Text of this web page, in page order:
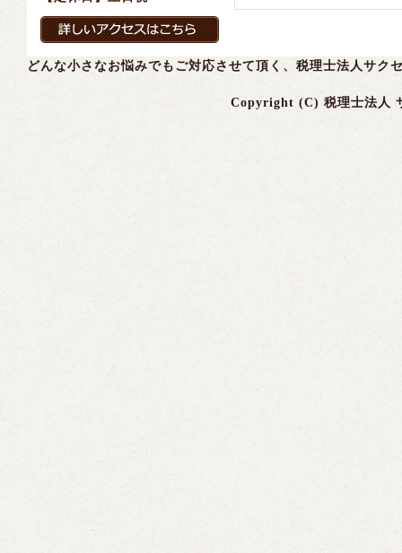
どんな小さなお悩みでもご対応させて頂く、税理士法人サク
Copyright (C) 税理士法人